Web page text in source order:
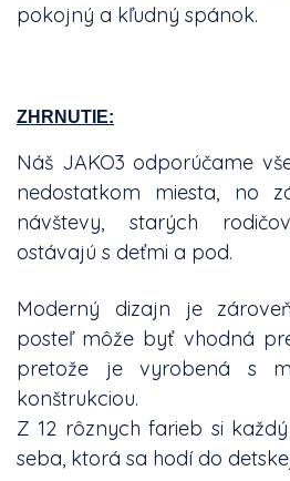
pokojný a kľudný spánok.
ZHRNUTIE:
Náš JAKO3 odporúčame
nedostatkom miesta, no
návštevy, starých
ostávajú s deťmi a pod.
Moderný dizajn je
posteľ môže byť vhodná
pretože je vyrobená s
konštrukciou.
Z 12 rôznych farieb si
seba, ktorá sa hodí do